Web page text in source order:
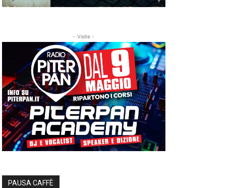
- Visite -
PAUSA CAFFÈ